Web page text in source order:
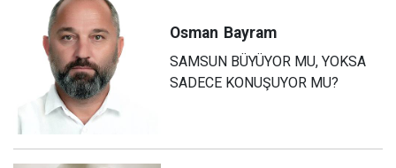
Osman Bayram
SAMSUN BÜYÜYOR MU, YOKSA
SADECE KONUŞUYOR MU?